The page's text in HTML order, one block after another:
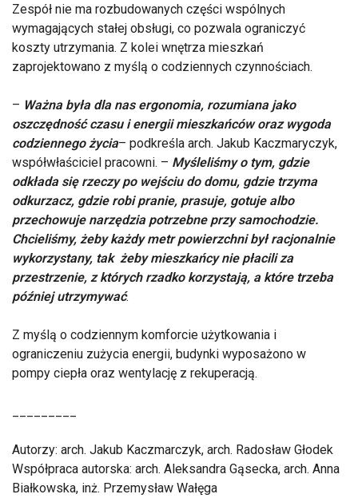
Zespół nie ma rozbudowanych części wspólnych
wymagających stałej obsługi, co pozwala ograniczyć
koszty utrzymania. Z kolei wnętrza mieszkań
zaprojektowano z myślą o codziennych czynnościach.
– Ważna była dla nas ergonomia, rozumiana jako
oszczędność czasu i energii mieszkańców oraz wygoda
codziennego życia– podkreśla arch. Jakub Kaczmaryczyk,
współwłaściciel pracowni. – Myśleliśmy o tym, gdzie
odkłada się rzeczy po wejściu do domu, gdzie trzyma
odkurzacz, gdzie robi pranie, prasuje, gotuje albo
przechowuje narzędzia potrzebne przy samochodzie.
Chcieliśmy, żeby każdy metr powierzchni był racjonalnie
wykorzystany, tak żeby mieszkańcy nie płacili za
przestrzenie, z których rzadko korzystają, a które trzeba
później utrzymywać.
Z myślą o codziennym komforcie użytkowania i
ograniczeniu zużycia energii, budynki wyposażono w
pompy ciepła oraz wentylację z rekuperacją.
Autorzy: arch. Jakub Kaczmarczyk, arch. Radosław Głodek
Współpraca autorska: arch. Aleksandra Gąsecka, arch. Anna
Białkowska, inż. Przemysław Wałęga